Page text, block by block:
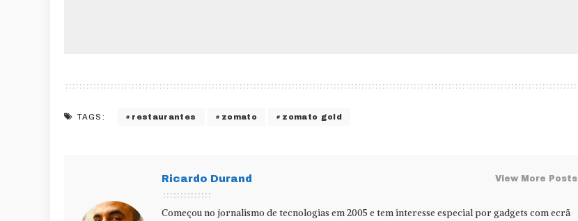
TAGS: restaurantes zomato zomato gold
Ricardo Durand View More Posts
Começou no jornalismo de tecnologias em 2005 e tem interesse especial por gadgets com ecrã